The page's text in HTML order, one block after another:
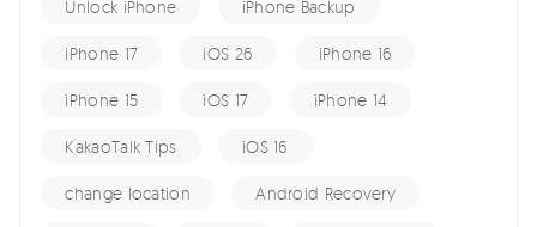
Unlock iPhone iPhone Backup
iPhone 17 iOS 26 iPhone 16
iPhone 15 iOS 17 iPhone 14
KakaoTalk Tips iOS 16
change location Android Recovery